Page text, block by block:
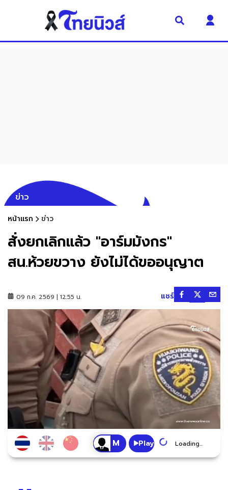
ข่าว
หน้าแรก ข่าว
สั่งยกเลิกแล้ว "อาร์มมังกร"
สน.ห้วยขวาง ยังไม่ได้ขออนุญาต
09 ก.ค. 2569 | 12:55 น. แชร์
Play Loading...